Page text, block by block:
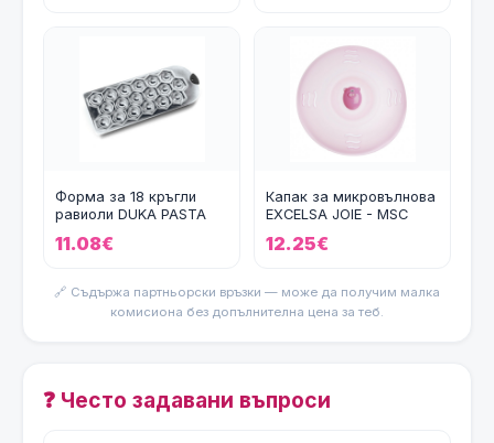
Форма за 18 кръгли
равиоли DUKA PASTA
11.08€
Капак за микровълнова
EXCELSA JOIE - MSC
12.25€
🔗 Съдържа партньорски връзки — може да получим малка
комисиона без допълнителна цена за теб.
❓ Често задавани въпроси